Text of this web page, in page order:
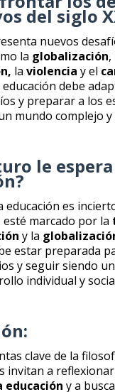
del siglo
nuevos
la globalización,
la violencia y el
educación debe
y preparar a los
mundo complejo y
le
educación es
marcado por la
y la
estar preparada
y seguir siendo
individual y
clave de la
invitan a
educación y a